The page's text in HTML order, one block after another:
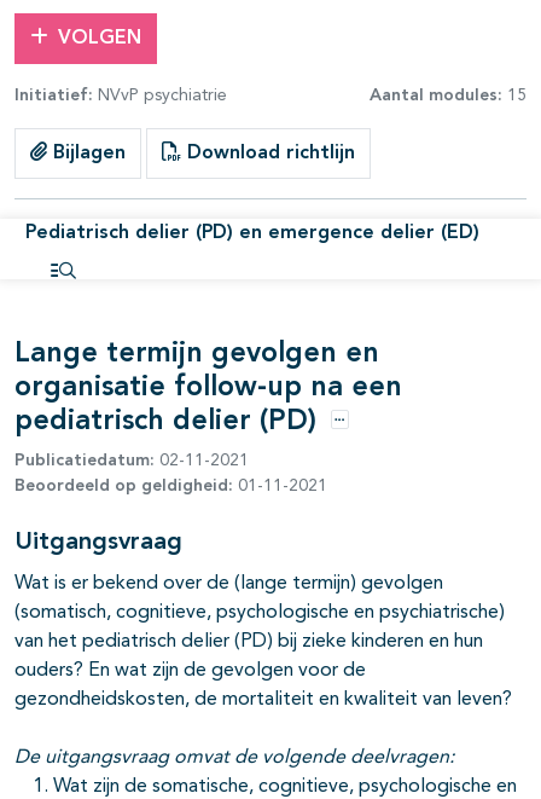
VOLGEN
Initiatief: NVvP psychiatrie Aantal modules: 15
Bijlagen Download richtlijn
Pediatrisch delier (PD) en emergence delier (ED)
Lange termijn gevolgen en
organisatie follow-up na een
pediatrisch delier (PD)
Opties
Publicatiedatum: 02-11-2021
Beoordeeld op geldigheid: 01-11-2021
Uitgangsvraag
Wat is er bekend over de (lange termijn) gevolgen
(somatisch, cognitieve, psychologische en psychiatrische)
van het pediatrisch delier (PD) bij zieke kinderen en hun
ouders? En wat zijn de gevolgen voor de
gezondheidskosten, de mortaliteit en kwaliteit van leven?
De uitgangsvraag omvat de volgende deelvragen:
Wat zijn de somatische, cognitieve, psychologische en